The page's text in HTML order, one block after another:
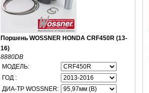
Поршень WOSSNER HONDA CRF450R (13-
16)
8880DB
МОДЕЛЬ:
ГОД :
ДИА-ТР WOSSNER: